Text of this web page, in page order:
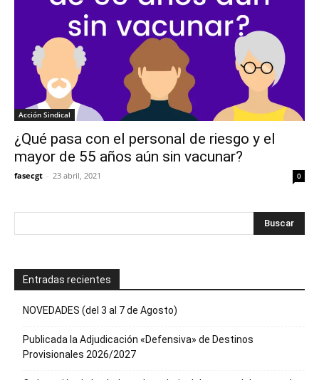
Acción Sindical
¿Qué pasa con el personal de riesgo y el
mayor de 55 años aún sin vacunar?
fasecgt - 23 abril, 2021 0
Entradas recientes
NOVEDADES (del 3 al 7 de Agosto)
Publicada la Adjudicación «Defensiva» de Destinos
Provisionales 2026/2027